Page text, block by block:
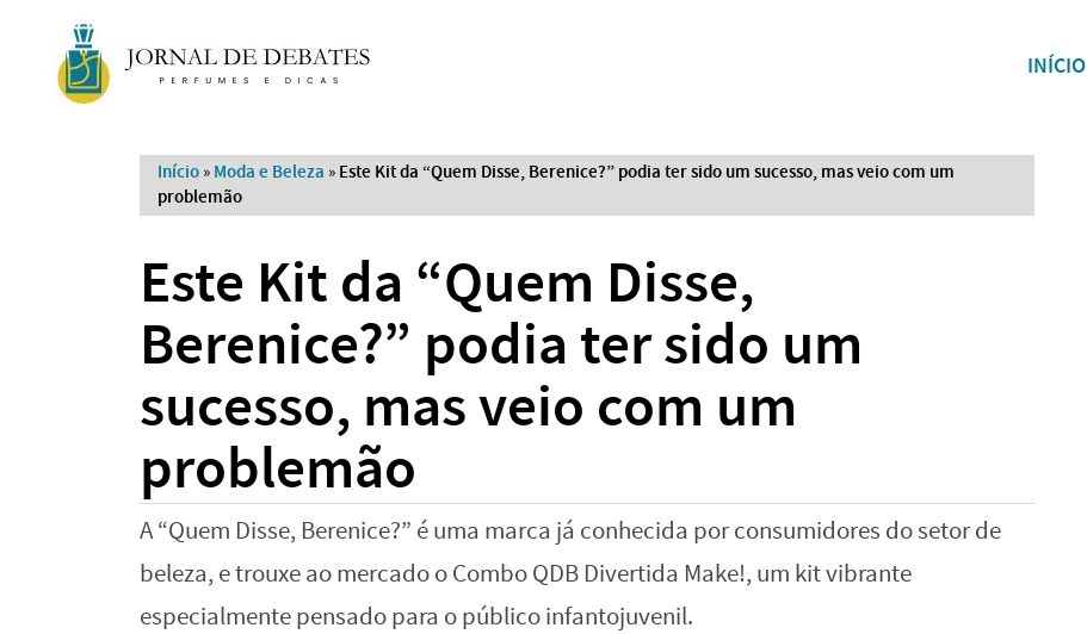
INÍCIO
Início » Moda e Beleza » Este Kit da “Quem Disse, Berenice?” podia ter sido um sucesso, mas veio com um
problemão
Este Kit da “Quem Disse,
Berenice?” podia ter sido um
sucesso, mas veio com um
problemão
A “Quem Disse, Berenice?” é uma marca já conhecida por consumidores do setor de
beleza, e trouxe ao mercado o Combo QDB Divertida Make!, um kit vibrante
especialmente pensado para o público infantojuvenil.